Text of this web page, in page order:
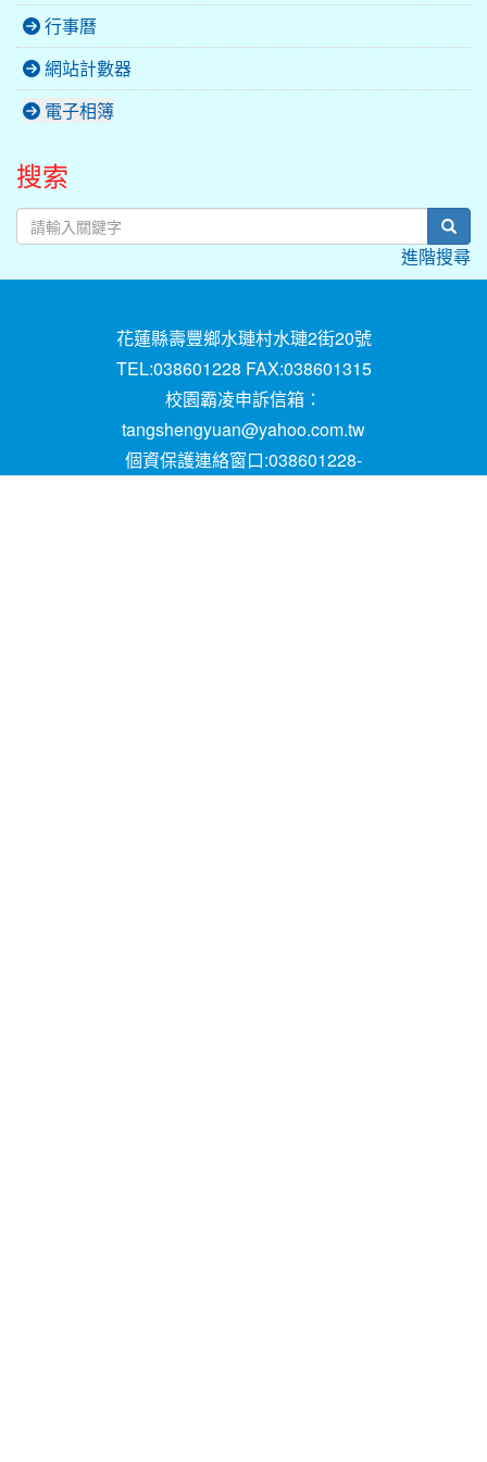
行事曆
網站計數器
電子相簿
搜索
進階搜尋
花蓮縣壽豐鄉水璉村水璉2街20號
TEL:038601228 FAX:038601315
校園霸凌申訴信箱：
tangshengyuan@yahoo.com.tw
個資保護連絡窗口:038601228-